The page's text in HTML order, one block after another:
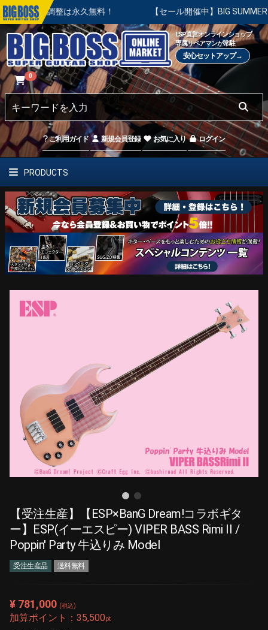
整は永久無料！ 【セール開催中】BIG SUMMER SALE | 対
ESP直営オンラインショップ
専属リペアマンが常駐
安心セットアップ→
0
ご利用ガイド 新規会員登録 お気に入り ログイン
PRODUCTS
【受注生産】【ESP×BanG Dream!コラボギタ
ー】ESP(イーエスピー) VIPER BASS Rimi II /
Poppin' Party 牛込りみ Model
受注生産品 送料無料
¥ 781,000 (税込)
加算ポイント： 35,500pt